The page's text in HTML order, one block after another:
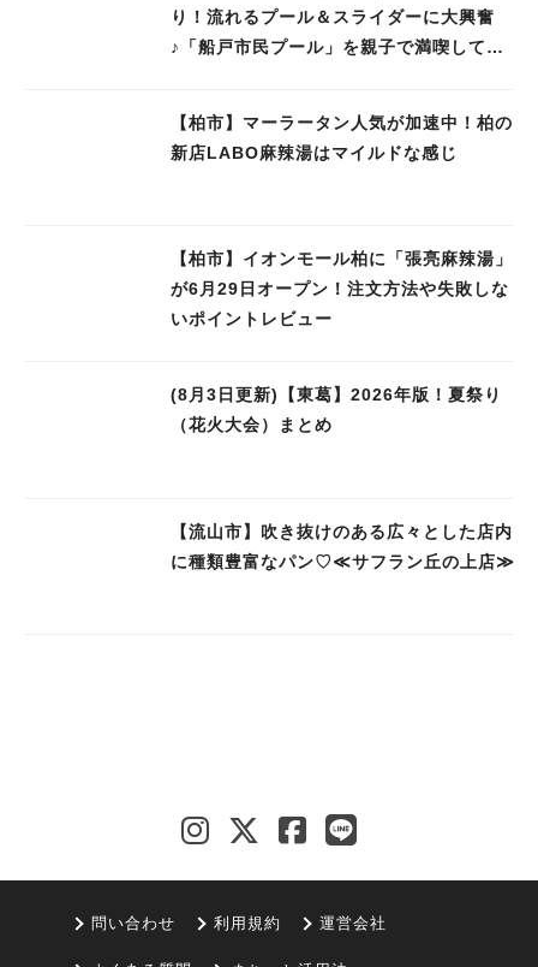
り！流れるプール＆スライダーに大興奮
♪「船戸市民プール」を親子で満喫してき
【柏市】マーラータン人気が加速中！柏の
新店LABO麻辣湯はマイルドな感じ
【柏市】イオンモール柏に「張亮麻辣湯」
が6月29日オープン！注文方法や失敗しな
いポイントレビュー
(8月3日更新)【東葛】2026年版！夏祭り
（花火大会）まとめ
【流山市】吹き抜けのある広々とした店内
に種類豊富なパン♡≪サフラン丘の上店≫
問い合わせ 利用規約 運営会社